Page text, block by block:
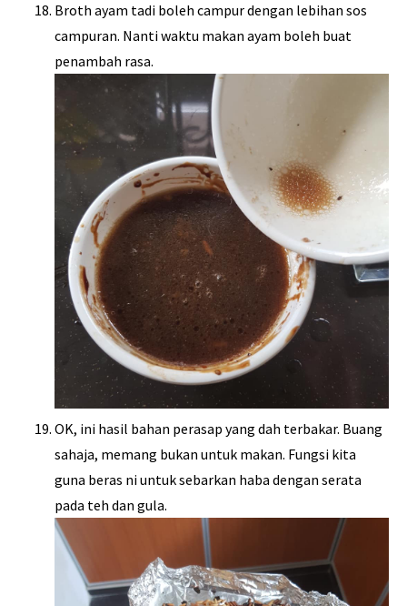
Broth ayam tadi boleh campur dengan lebihan sos
campuran. Nanti waktu makan ayam boleh buat
penambah rasa.
OK, ini hasil bahan perasap yang dah terbakar. Buang
sahaja, memang bukan untuk makan. Fungsi kita
guna beras ni untuk sebarkan haba dengan serata
pada teh dan gula.